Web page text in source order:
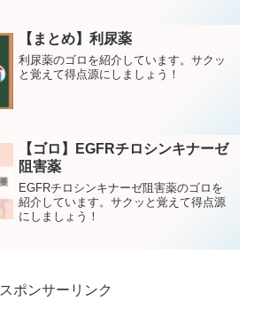
【まとめ】利尿薬
利尿薬のゴロを紹介しています。サクッ
と覚えて得点源にしましょう！
【ゴロ】EGFRチロシンキナーゼ
阻害薬
EGFRチロシンキナーゼ阻害薬のゴロを
紹介しています。サクッと覚えて得点源
にしましょう！
スポンサーリンク